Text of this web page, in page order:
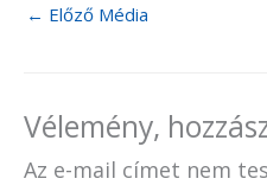
← Előző Média
Vélemény,
Az e-mail címet nem